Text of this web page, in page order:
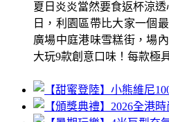
夏日炎炎當然要食返杯涼
日，利園區帶比大家一個
廣場中庭港味雪糕街，場
大玩9款創意口味！每款極